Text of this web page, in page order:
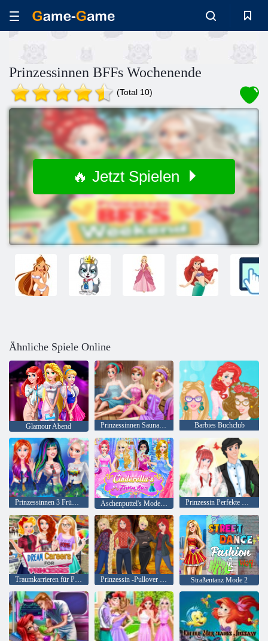
Prinzessinnen BFFs Wochenende
(Total 10)
🔥 Jetzt Spielen
Ähnliche Spiele Online
Glamour Abend Prinzessinnen Sauna Realife Barbies Buchclub
Prinzessinnen 3 Frühlingsfestivals Aschenputtel's Mode Store Prinzessin Perfekte Hochzeit
Traumkarrieren für Prinzessinnen Prinzessin -Pullover Wetter Straßentanz Mode 2